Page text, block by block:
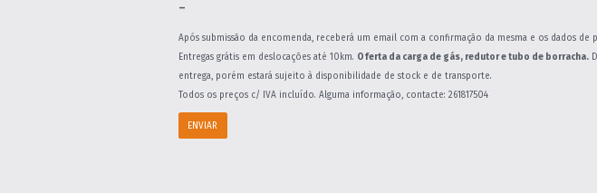
–
Após submissão da encomenda, receberá um email com a confirmação da mesma e os dados de
Entregas grátis em deslocações até 10km. Oferta da carga de gás, redutor e tubo de borracha.
entrega, porém estará sujeito à disponibilidade de stock e de transporte.
Todos os preços c/ IVA incluído. Alguma informação, contacte: 261817504